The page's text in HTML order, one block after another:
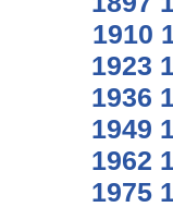
1910
1923
1936
1949
1962
1975